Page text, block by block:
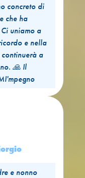
concreto di
che ha
uniamo a
e nella
a
🙏 Il
e nonno